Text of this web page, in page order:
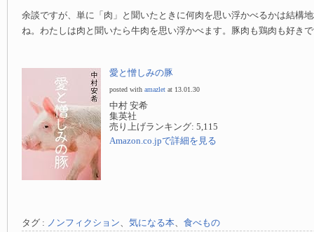
余談ですが、単に「肉」と聞いたときに何肉を思い浮かべるかは結構
ね。わたしは肉と聞いたら牛肉を思い浮かべます。豚肉も鶏肉も好き
愛と憎しみの豚
posted with amazlet at 13.01.30
中村 安希
集英社
売り上げランキング: 5,115
Amazon.co.jpで詳細を見る
タグ : ノンフィクション、 気になる本、 食べもの